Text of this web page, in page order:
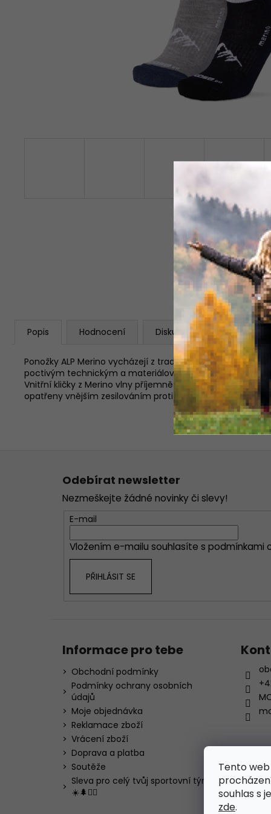
Tento
souhlas s
zde.
Popis Hodnocení Diskuze
Ponožky ALP Merino vycházejí z tradičního pojetí
poctivým technickým a materiálovým řešením.
Vnitřní kličky z Merino vlny příjemně hřejí a zároveň
opatřeny vnějším zesilováním proti oděru. Jako vždy jsou
Odebírat newsletter
Nezmeškejte žádné novinky či slevy!
E-mail
Vložením e-mailu souhlasíte s podmínkami
PŘIHLÁSIT SE
Informace pro tebe
Obchodní podmínky
Podmínky ochrany osobních
údajů
Moje objednávka
Reklamace zboží
Vrácení zboží
Doprava a platba
Soutěže
Sleva pro celý tvůj sportovní tým!
☀️🌲🏃‍♂️